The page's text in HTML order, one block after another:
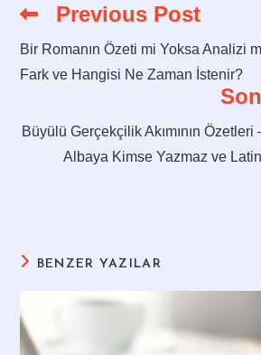
Read
articles
Previous Post
Bir Romanın Özeti mi Yoksa Analizi
Fark ve Hangisi Ne Zaman İstenir?
Büyülü Gerçekçilik Akımının Özetleri
Albaya Kimse Yazmaz ve
BENZER YAZILAR